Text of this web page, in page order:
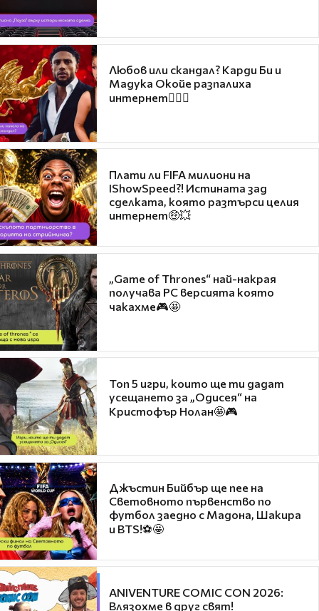
Любов или скандал? Карди Би и
Мадука Окойе разпалиха
интернет❤️‍🔥🔥
Плати ли FIFA милиони на
IShowSpeed?! Истината зад
сделката, която разтърси целия
интернет🤑💥
„Game of Thrones“ най-накрая
получава PC версията която
чакахме🎮🤩
Топ 5 игри, които ще ти дадат
усещането за „Одисея“ на
Кристофър Нолан🤩🎮
Джъстин Бийбър ще пее на
Световното първенство по
футбол заедно с Мадона, Шакира
и BTS!⚽🤩
ANIVENTURE COMIC CON 2026:
Влязохме в друг свят!